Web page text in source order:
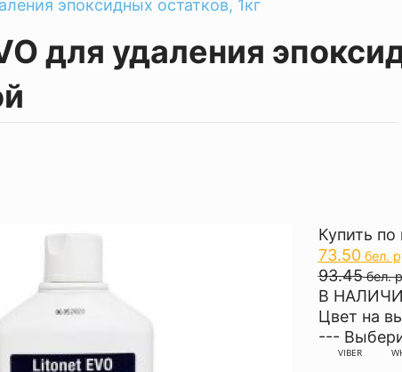
эпоксидных остатков, 1кг
для удаления
Купить
73.50бел.
93.45бел.
В
Цвет на
---
VIBER